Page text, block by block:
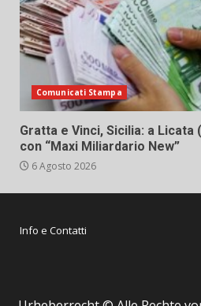
Comunicati Stampa
Gratta e Vinci, Sicilia: a Licata
con “Maxi Miliardario New”
6 Agosto 2026
Info e Contatti